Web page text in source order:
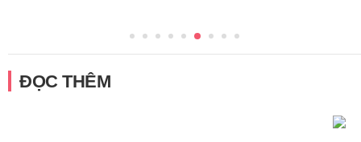
ĐỌC THÊM